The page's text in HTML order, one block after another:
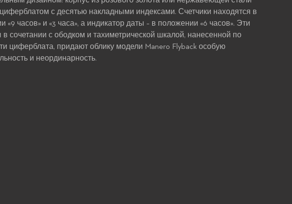
с десятью накладными индексами. Счетчики находятся в
«9 часов» и «3 часа», а индикатор даты – в положении «6 часов». Эти
сочетании с ободком и тахиметрической шкалой, нанесенной по
циферблата, придают облику модели Manero Flyback особую
и неординарность.